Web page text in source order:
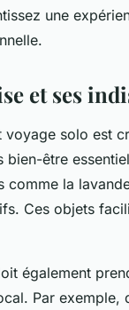
une
et ses
voyage solo est
bien-être
comme la
Ces objets
également
Par